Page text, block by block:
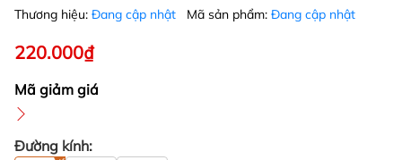
Thương hiệu: Đang cập nhật Mã sản phẩm: Đang cập nhật
220.000₫
Mã giảm giá
Đường kính: